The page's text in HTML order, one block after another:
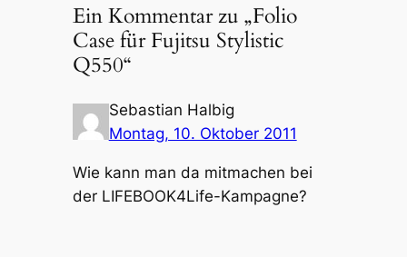
Ein Kommentar zu „Folio
Case für Fujitsu Stylistic
Q550“
Sebastian Halbig
Montag, 10. Oktober 2011
Wie kann man da mitmachen bei
der LIFEBOOK4Life-Kampagne?